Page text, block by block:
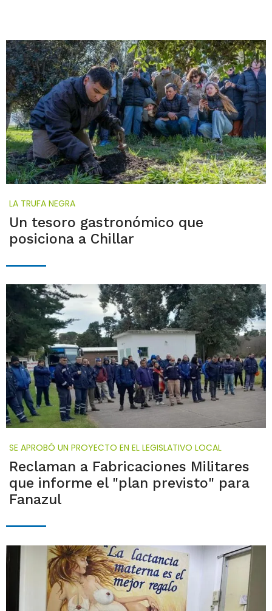
LA TRUFA NEGRA
Un tesoro gastronómico que
posiciona a Chillar
SE APROBÓ UN PROYECTO EN EL LEGISLATIVO LOCAL
Reclaman a Fabricaciones Militares
que informe el "plan previsto" para
Fanazul